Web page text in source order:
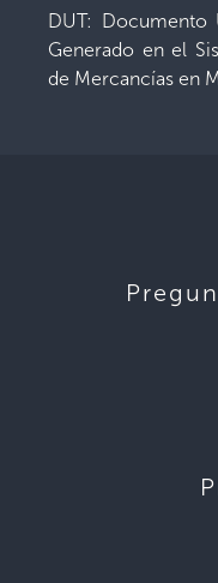
DUT: Documento
Generado en el
de Mercancías en